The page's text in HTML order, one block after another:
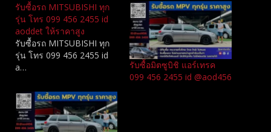
รับซื้อรถ MITSUBISHI ทุก
รุ่น โทร 099 456 2455 id
aoddet ให้ราคาสูง
รับซื้อรถ MITSUBISHI ทุก
รุ่น โทร 099 456 2455 id
a…
รับซื้อมิตซูบิชิ แอร์เทรค
099 456 2455 id @aod456